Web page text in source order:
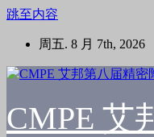
跳至内容
周五. 8 月 7th, 2026
CMPE 艾